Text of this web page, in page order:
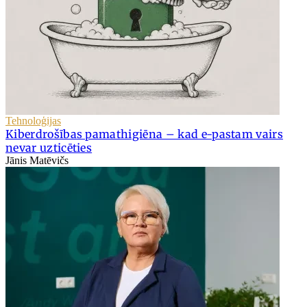
Tehnoloģijas
Kiberdrošības pamathigiēna – kad e-pastam vairs
nevar uzticēties
Jānis Matēvičs